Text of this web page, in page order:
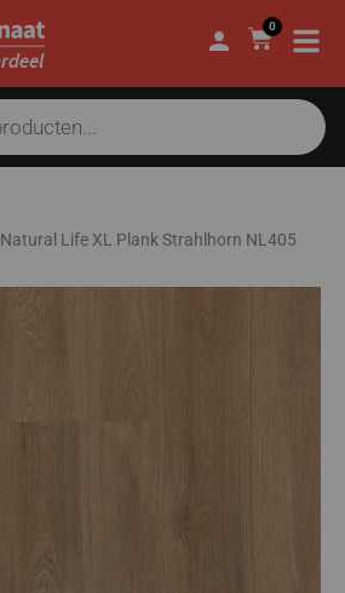
0
Natural Life XL Plank Strahlhorn NL405